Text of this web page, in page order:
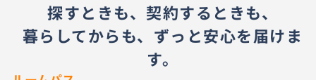
探すときも、契約するときも、
暮らしてからも、ずっと安心を届けま
す。